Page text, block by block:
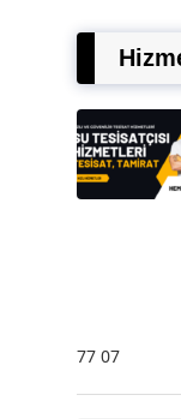
77 07